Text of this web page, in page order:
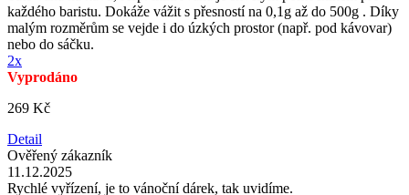
každého baristu. Dokáže vážit s přesností na 0,1g až do 500g . Díky
malým rozměrům se vejde i do úzkých prostor (např. pod kávovar)
nebo do sáčku.
2x
Vyprodáno
269 Kč
Detail
Ověřený zákazník
11.12.2025
Rychlé vyřízení, je to vánoční dárek, tak uvidíme.